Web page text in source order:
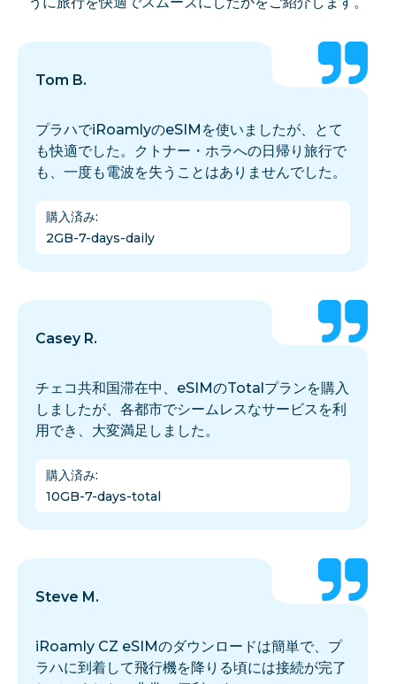
Tom B.
プラハでiRoamlyのeSIMを使いましたが、とて
も快適でした。クトナー・ホラへの日帰り旅行で
も、一度も電波を失うことはありませんでした。
購入済み:
2GB-7-days-daily
Casey R.
チェコ共和国滞在中、eSIMのTotalプランを購入
しましたが、各都市でシームレスなサービスを利
用でき、大変満足しました。
購入済み:
10GB-7-days-total
Steve M.
iRoamly CZ eSIMのダウンロードは簡単で、プ
ラハに到着して飛行機を降りる頃には接続が完了